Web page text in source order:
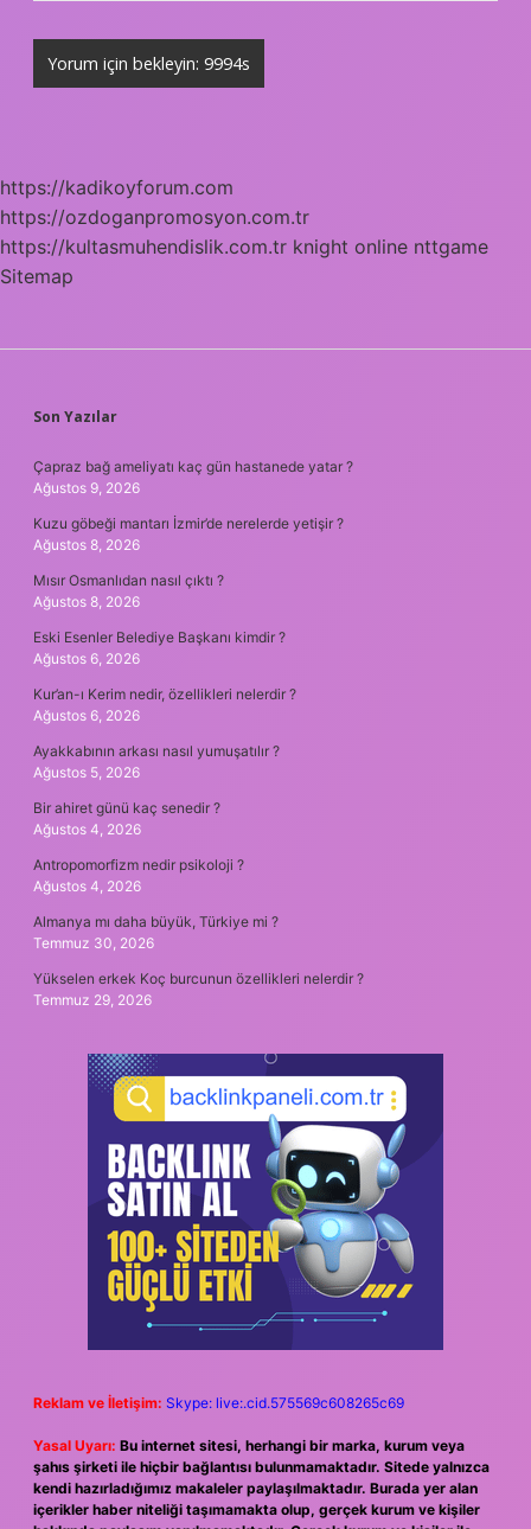
https://kadikoyforum.com
https://ozdoganpromosyon.com.tr
https://kultasmuhendislik.com.tr knight online nttgame
Sitemap
SIDEBAR
Son Yazılar
Çapraz bağ ameliyatı kaç gün hastanede yatar ?
Ağustos 9, 2026
Kuzu göbeği mantarı İzmir’de nerelerde yetişir ?
Ağustos 8, 2026
Mısır Osmanlıdan nasıl çıktı ?
Ağustos 8, 2026
Eski Esenler Belediye Başkanı kimdir ?
Ağustos 6, 2026
Kur’an-ı Kerim nedir, özellikleri nelerdir ?
Ağustos 6, 2026
Ayakkabının arkası nasıl yumuşatılır ?
Ağustos 5, 2026
Bir ahiret günü kaç senedir ?
Ağustos 4, 2026
Antropomorfizm nedir psikoloji ?
Ağustos 4, 2026
Almanya mı daha büyük, Türkiye mi ?
Temmuz 30, 2026
Yükselen erkek Koç burcunun özellikleri nelerdir ?
Temmuz 29, 2026
Reklam ve İletişim: Skype: live:.cid.575569c608265c69
Yasal Uyarı: Bu internet sitesi, herhangi bir marka, kurum veya
şahıs şirketi ile hiçbir bağlantısı bulunmamaktadır. Sitede yalnızca
kendi hazırladığımız makaleler paylaşılmaktadır. Burada yer alan
içerikler haber niteliği taşımamakta olup, gerçek kurum ve kişiler